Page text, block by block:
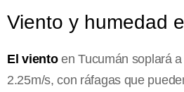
Viento y humedad
El vientoen Tucumán soplará
2.25m/s, con ráfagas que